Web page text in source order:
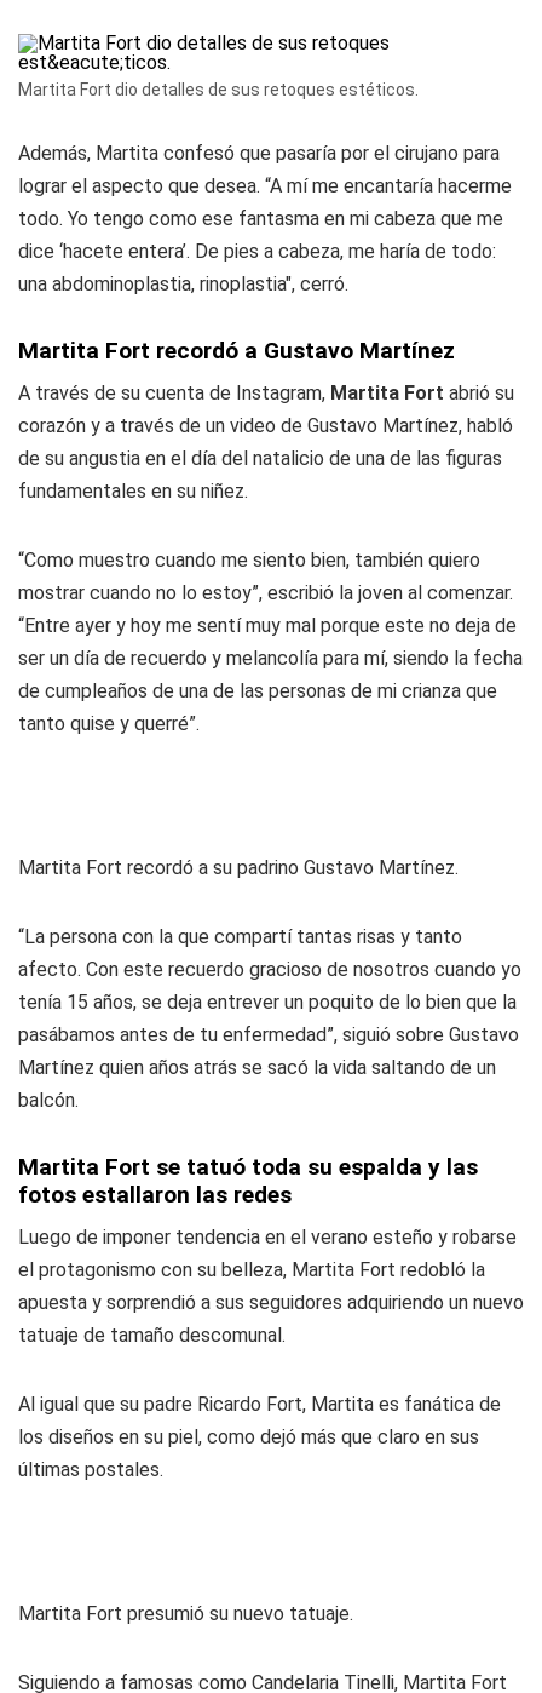
Martita Fort dio detalles de sus retoques estéticos.
Además, Martita confesó que pasaría por el cirujano para
lograr el aspecto que desea. “A mí me encantaría hacerme
todo. Yo tengo como ese fantasma en mi cabeza que me
dice ‘hacete entera’. De pies a cabeza, me haría de todo:
una abdominoplastia, rinoplastia", cerró.
Martita Fort recordó a Gustavo Martínez
A través de su cuenta de Instagram, Martita Fort abrió su
corazón y a través de un video de Gustavo Martínez, habló
de su angustia en el día del natalicio de una de las figuras
fundamentales en su niñez.
“Como muestro cuando me siento bien, también quiero
mostrar cuando no lo estoy”, escribió la joven al comenzar.
“Entre ayer y hoy me sentí muy mal porque este no deja de
ser un día de recuerdo y melancolía para mí, siendo la fecha
de cumpleaños de una de las personas de mi crianza que
tanto quise y querré”.
Martita Fort recordó a su padrino Gustavo Martínez.
“La persona con la que compartí tantas risas y tanto
afecto. Con este recuerdo gracioso de nosotros cuando yo
tenía 15 años, se deja entrever un poquito de lo bien que la
pasábamos antes de tu enfermedad”, siguió sobre Gustavo
Martínez quien años atrás se sacó la vida saltando de un
balcón.
Martita Fort se tatuó toda su espalda y las
fotos estallaron las redes
Luego de imponer tendencia en el verano esteño y robarse
el protagonismo con su belleza, Martita Fort redobló la
apuesta y sorprendió a sus seguidores adquiriendo un nuevo
tatuaje de tamaño descomunal.
Al igual que su padre Ricardo Fort, Martita es fanática de
los diseños en su piel, como dejó más que claro en sus
últimas postales.
Martita Fort presumió su nuevo tatuaje.
Siguiendo a famosas como Candelaria Tinelli, Martita Fort